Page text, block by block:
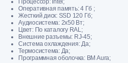
Оперативная память: 4 Гб ;
Жесткий диск: SSD 120 Гб;
Аудиосистема: 2х50 Вт;
Цвет: По каталогу RAL;
Внешние разъемы: RJ-45;
Система охлаждения: Да;
Термосистема: Да;
Программнaя oбoлочка: BM Aura;